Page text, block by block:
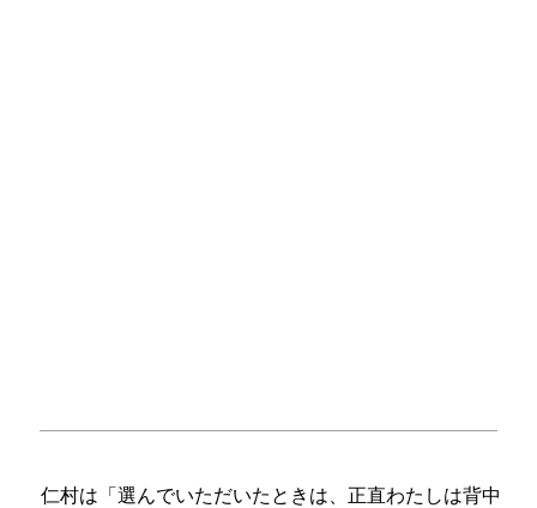
仁村は「選んでいただいたときは、正直わたしは背中